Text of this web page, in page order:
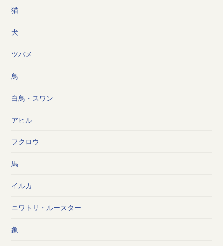
猫
犬
ツバメ
鳥
白鳥・スワン
アヒル
フクロウ
馬
イルカ
ニワトリ・ルースター
象